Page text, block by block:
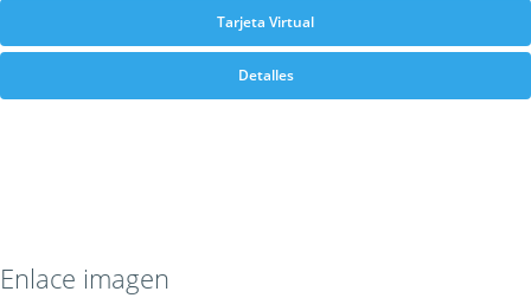
Tarjeta Virtual
Detalles
Enlace imagen